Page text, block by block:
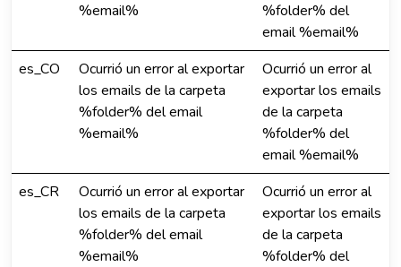
%email%
%folder% del
email %email%
es_CO
Ocurrió un error al exportar
los emails de la carpeta
%folder% del email
%email%
Ocurrió un error al
exportar los emails
de la carpeta
%folder% del
email %email%
es_CR
Ocurrió un error al exportar
los emails de la carpeta
%folder% del email
%email%
Ocurrió un error al
exportar los emails
de la carpeta
%folder% del